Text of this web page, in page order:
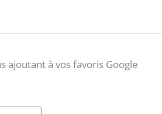
ajoutant à vos favoris Google